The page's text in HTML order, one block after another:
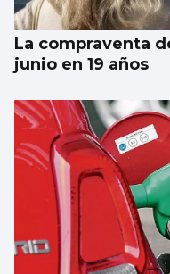
La compraventa
junio en 19 años